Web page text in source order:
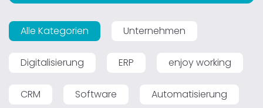
Alle Kategorien Unternehmen
Digitalisierung ERP enjoy working
CRM Software Automatisierung